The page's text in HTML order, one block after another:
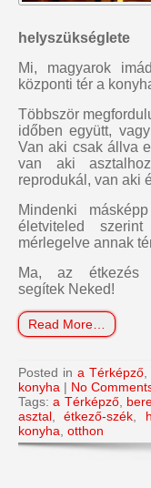
helyszükséglete
Mi, magyarok
központi tér a
Többször
időben együtt,
Van aki csak állva
van aki
reprodukál, van aki
Mindenki
életviteled
mérlegelve annak
Ma, az étkezés
segítek Neked!
Read More…
Posted in a Térképző,
konyha | No
Tags:a Térképző,
asztal ,étkező-szék
konyha otthon